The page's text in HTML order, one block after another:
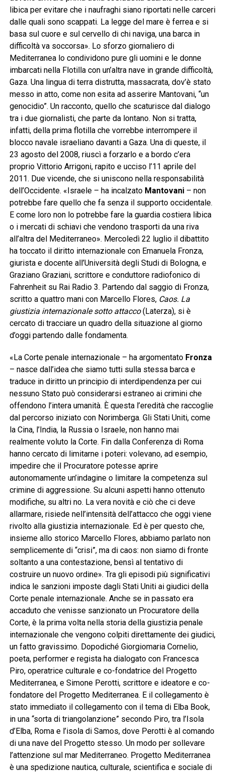
libica per evitare che i naufraghi siano riportati nelle carceri
dalle quali sono scappati. La legge del mare è ferrea e si
basa sul cuore e sul cervello di chi naviga, una barca in
difficoltà va soccorsa». Lo sforzo giornaliero di
Mediterranea lo condividono pure gli uomini e le donne
imbarcati nella Flotilla con un’altra nave in grande difficoltà,
Gaza. Una lingua di terra distrutta, massacrata, dov’è stato
messo in atto, come non esita ad asserire Mantovani, “un
genocidio”. Un racconto, quello che scaturisce dal dialogo
tra i due giornalisti, che parte da lontano. Non si tratta,
infatti, della prima flotilla che vorrebbe interrompere il
blocco navale israeliano davanti a Gaza. Una di queste, il
23 agosto del 2008, riuscì a forzarlo e a bordo c’era
proprio Vittorio Arrigoni, rapito e ucciso l’11 aprile del
2011. Due vicende, che si uniscono nella responsabilità
dell’Occidente. «Israele – ha incalzato Mantovani– non
potrebbe fare quello che fa senza il supporto occidentale.
E come loro non lo potrebbe fare la guardia costiera libica
o i mercati di schiavi che vendono trasporti da una riva
all’altra del Mediterraneo». Mercoledì 22 luglio il dibattito
ha toccato il diritto internazionale con Emanuela Fronza,
giurista e docente all’Università degli Studi di Bologna, e
Graziano Graziani, scrittore e conduttore radiofonico di
Fahrenheit su Rai Radio 3. Partendo dal saggio di Fronza,
scritto a quattro mani con Marcello Flores, Caos. La
giustizia internazionale sotto attacco(Laterza), si è
cercato di tracciare un quadro della situazione al giorno
d’oggi partendo dalle fondamenta.
«La Corte penale internazionale – ha argomentato Fronza
– nasce dall’idea che siamo tutti sulla stessa barca e
traduce in diritto un principio di interdipendenza per cui
nessuno Stato può considerarsi estraneo ai crimini che
offendono l’intera umanità. È questa l’eredità che raccoglie
dal percorso iniziato con Norimberga. Gli Stati Uniti, come
la Cina, l’India, la Russia o Israele, non hanno mai
realmente voluto la Corte. Fin dalla Conferenza di Roma
hanno cercato di limitarne i poteri: volevano, ad esempio,
impedire che il Procuratore potesse aprire
autonomamente un’indagine o limitare la competenza sul
crimine di aggressione. Su alcuni aspetti hanno ottenuto
modifiche, su altri no. La vera novità e ciò che ci deve
allarmare, risiede nell’intensità dell’attacco che oggi viene
rivolto alla giustizia internazionale. Ed è per questo che,
insieme allo storico Marcello Flores, abbiamo parlato non
semplicemente di “crisi”, ma di caos: non siamo di fronte
soltanto a una contestazione, bensì al tentativo di
costruire un nuovo ordine». Tra gli episodi più significativi
indica le sanzioni imposte dagli Stati Uniti ai giudici della
Corte penale internazionale. Anche se in passato era
accaduto che venisse sanzionato un Procuratore della
Corte, è la prima volta nella storia della giustizia penale
internazionale che vengono colpiti direttamente dei giudici,
un fatto gravissimo. Dopodiché Giorgiomaria Cornelio,
poeta, performer e regista ha dialogato con Francesca
Piro, operatrice culturale e co-fondatrice del Progetto
Mediterranea, e Simone Perotti, scrittore e ideatore e co-
fondatore del Progetto Mediterranea. E il collegamento è
stato immediato il collegamento con il tema di Elba Book,
in una “sorta di triangolanzione” secondo Piro, tra l’Isola
d’Elba, Roma e l’isola di Samos, dove Perotti è al comando
di una nave del Progetto stesso. Un modo per sollevare
l’attenzione sul mar Mediterraneo. Progetto Mediterranea
è una spedizione nautica, culturale, scientifica e sociale di